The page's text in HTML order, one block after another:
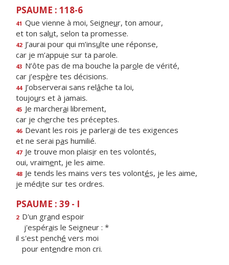
PSAUME : 118-6
41 Que vienne à moi, Seigneur, ton amour,
et ton salut, selon ta promesse.
42 J’aurai pour qui m’insulte une réponse,
car je m’appuie sur ta parole.
43 N’ôte pas de ma bouche la parole de vérité,
car j’espère tes décisions.
44 J’observerai sans relâche ta loi,
toujours et à jamais.
45 Je marcherai librement,
car je cherche tes préceptes.
46 Devant les rois je parlerai de tes exigences
et ne serai pas humilié.
47 Je trouve mon plaisir en tes volontés,
oui, vraiment, je les aime.
48 Je tends les mains vers tes volontés, je les aime,
je médite sur tes ordres.
PSAUME : 39 - I
2 D'un grand espoir
j'espérais le Seigneur : *
il s'est penché vers moi
pour entendre mon cri.